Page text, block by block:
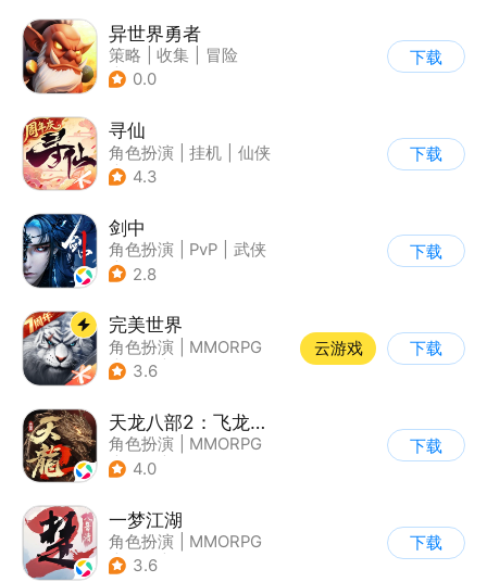
异世界勇者
策略 收集
冒险
| Q版
0.0
下载
寻仙
角色扮演 挂机
仙侠
| 寻仙
4.3
下载
剑中
角色扮演 PvP
武侠
| 自由交易
2.8
下载
完美世界
角色扮演
MMORPG
| 奇幻
3.6
云游戏 下载
天龙八部2：飞龙战天
角色扮演
MMORPG
| 武侠
4.0
下载
一梦江湖
角色扮演
MMORPG
| 武侠
3.6
下载